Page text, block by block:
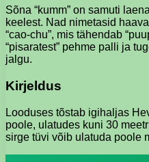
Sõna “kumm” on samuti
keelest. Nad nimetasid
“cao-chu”, mis tähendab
“pisaratest” pehme palli ja
jalgu.
Kirjeldus
Looduses tõstab igihaljas
poole, ulatudes kuni 30
sirge tüvi võib ulatuda poole